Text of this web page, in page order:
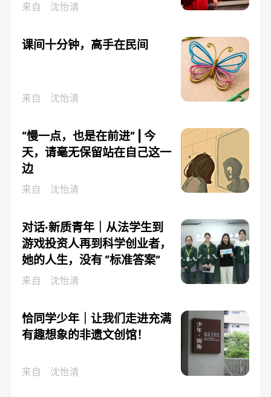
来自 沈怡清
课间十分钟，高手在民间
来自 沈怡清
“慢一点，也是在前进” | 今
天，请毫无保留站在自己这一
边
来自 沈怡清
对话·新质青年｜从法学生到
游戏投资人再到科学创业者，
她的人生，没有 “标准答案”
来自 沈怡清
恰同学少年｜让我们走进充满
有趣想象的非遗文创馆！
来自 沈怡清